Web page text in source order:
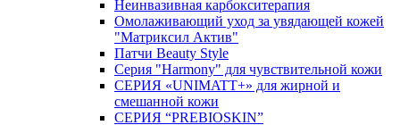
Неинвазивная карбокситерапия
Омолаживающий уход за увядающей кожей
"Матриксил Актив"
Патчи Beauty Style
Серия "Harmony" для чувствительной кожи
СЕРИЯ «UNIMATT+» для жирной и
смешанной кожи
СЕРИЯ “PREBIOSKIN”